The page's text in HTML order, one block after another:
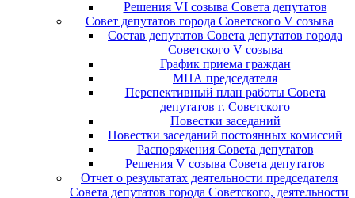
Решения VI созыва Совета депутатов
Совет депутатов города Советского V созыва
Состав депутатов Совета депутатов города
Советского V созыва
График приема граждан
МПА председателя
Перспективный план работы Совета
депутатов г. Советского
Повестки заседаний
Повестки заседаний постоянных комиссий
Распоряжения Совета депутатов
Решения V созыва Совета депутатов
Отчет о результатах деятельности председателя
Совета депутатов города Советского, деятельности